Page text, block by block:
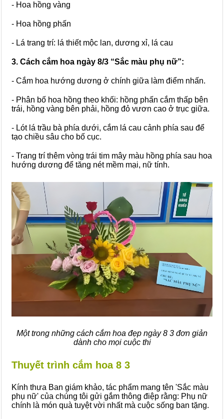
- Hoa hồng vàng
- Hoa hồng phấn
- Lá trang trí: lá thiết mộc lan, dương xỉ, lá cau
3. Cách cắm hoa ngày 8/3 “Sắc màu phụ nữ”:
- Cắm hoa hướng dương ở chính giữa làm điểm nhấn.
- Phân bố hoa hồng theo khối: hồng phấn cắm thấp bên
trái, hồng vàng bên phải, hồng đỏ vươn cao ở trục giữa.
- Lót lá trầu bà phía dưới, cắm lá cau cảnh phía sau để
tạo chiều sâu cho bố cục.
- Trang trí thêm vòng trái tim mây màu hồng phía sau hoa
hướng dương để tăng nét mềm mại, nữ tính.
Một trong những cách cắm hoa đẹp ngày 8 3 đơn giản
dành cho mọi cuộc thi
Thuyết trình cắm hoa 8 3
Kính thưa Ban giám khảo, tác phẩm mang tên 'Sắc màu
phụ nữ' của chúng tôi gửi gắm thông điệp rằng: Phụ nữ
chính là món quà tuyệt vời nhất mà cuộc sống ban tặng.